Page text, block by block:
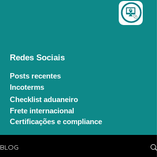
Redes Sociais
Posts recentes
Incoterms
Checklist aduaneiro
Frete internacional
Certificações e compliance
BLOG